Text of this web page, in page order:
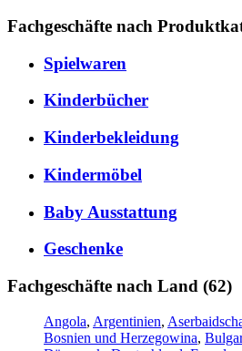
Fachgeschäfte nach
Spielwaren
Kinderbücher
Kinderbekleidung
Kindermöbel
Baby Ausstattung
Geschenke
Fachgeschäfte nach Land (62)
Angola, Argentinien,
Bosnien und Herzegowina,